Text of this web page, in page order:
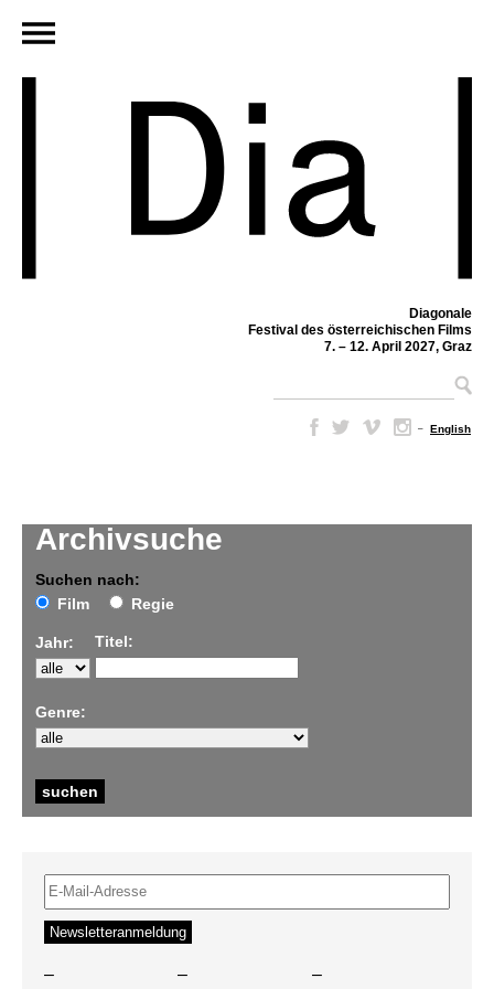
Diagonale
Festival des österreichischen Films
7. – 12. April 2027, Graz
– English
Archivsuche
Suchen nach:
Film
Regie
Jahr: Titel:
Genre:
– – –